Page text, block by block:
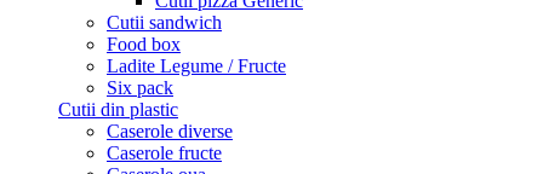
Cutii sandwich
Food box
Ladite Legume / Fructe
Six pack
Cutii din plastic
Caserole diverse
Caserole fructe